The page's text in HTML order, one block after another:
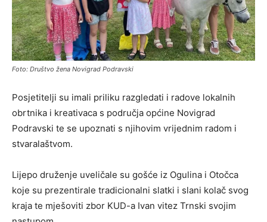
Foto: Društvo žena Novigrad Podravski
Posjetitelji su imali priliku razgledati i radove lokalnih
obrtnika i kreativaca s područja općine Novigrad
Podravski te se upoznati s njihovim vrijednim radom i
stvaralaštvom.
Lijepo druženje uveličale su gošće iz Ogulina i Otočca
koje su prezentirale tradicionalni slatki i slani kolač svog
kraja te mješoviti zbor KUD-a Ivan vitez Trnski svojim